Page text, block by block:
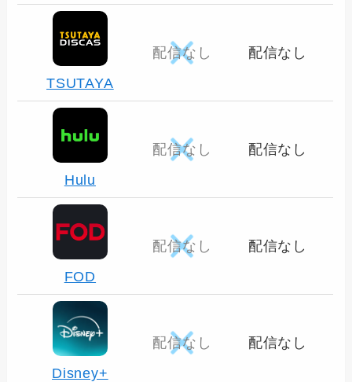
TSUTAYA
配信なし 配信なし
Hulu
配信なし 配信なし
FOD
配信なし 配信なし
Disney+
配信なし 配信なし